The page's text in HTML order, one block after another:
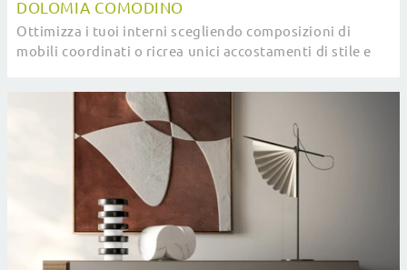
DOLOMIA COMODINO
Ottimizza i tuoi interni scegliendo composizioni di
mobili coordinati o ricrea unici accostamenti di stile e